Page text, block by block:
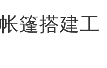
篷搭建工